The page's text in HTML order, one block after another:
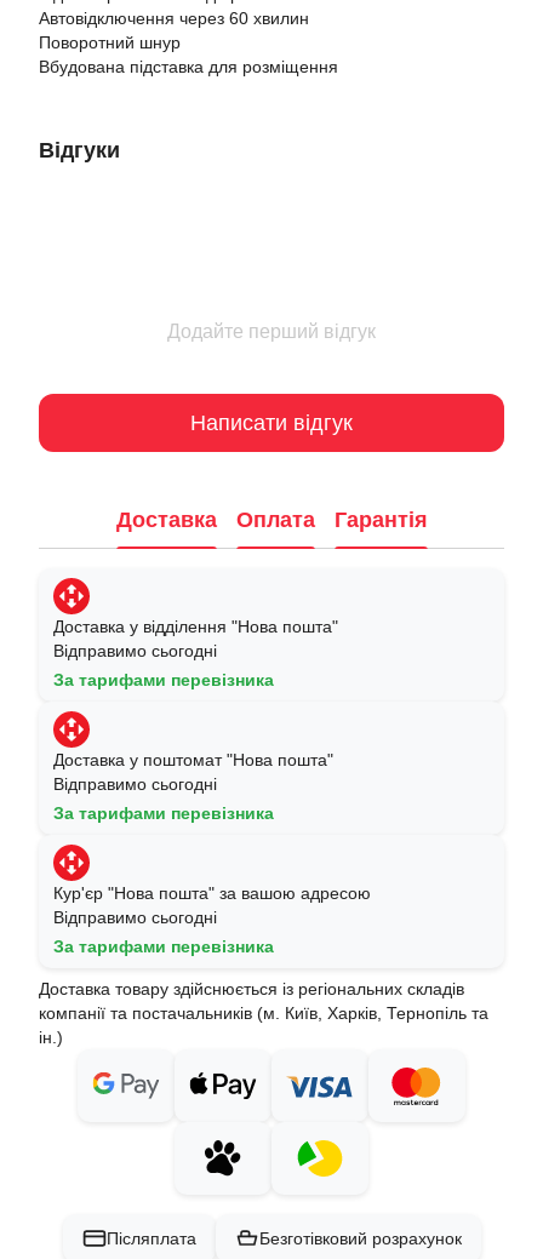
Автовідключення через 60 хвилин
Поворотний шнур
Вбудована підставка для розміщення
Відгуки
Додайте перший відгук
Написати відгук
Доставка Оплата Гарантія
Доставка у відділення "Нова пошта"
Відправимо сьогодні
За тарифами перевізника
Доставка у поштомат "Нова пошта"
Відправимо сьогодні
За тарифами перевізника
Кур'єр "Нова пошта" за вашою адресою
Відправимо сьогодні
За тарифами перевізника
Доставка товару здійснюється із регіональних складів
компанії та постачальників (м. Київ, Харків, Тернопіль та
ін.)
Післяплата Безготівковий розрахунок